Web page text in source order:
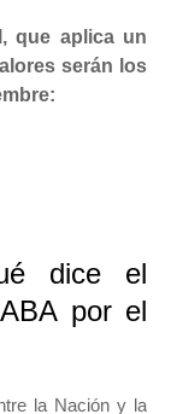
que aplica un
serán los
dice el
por el
la Nación y la